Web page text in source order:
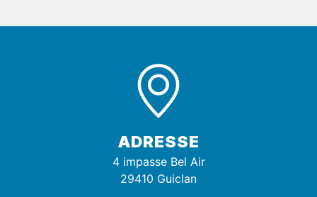
ADRESSE
4 impasse Bel Air
29410 Guiclan